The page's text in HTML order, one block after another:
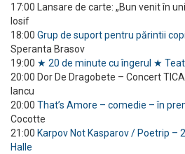
17:00 Lansare de carte: „Bun venit în
Iosif
18:00 Grup de suport pentru părintii
Speranta Brasov
19:00 ★ 20 de minute cu îngerul ★
20:00 Dor De Dragobete – Concert
Iancu
20:00 That’s Amore – comedie – în
Cocotte
21:00 Karpov Not Kasparov / Poetrip –
Halle